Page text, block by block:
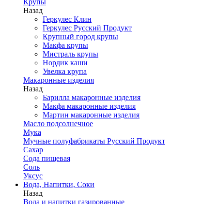
Крупы
Назад
Геркулес Клин
Геркулес Русский Продукт
Крупный город крупы
Макфа крупы
Мистраль крупы
Нордик каши
Увелка крупа
Макаронные изделия
Назад
Барилла макаронные изделия
Макфа макаронные изделия
Мартин макаронные изделия
Масло подсолнечное
Мука
Мучные полуфабрикаты Русский Продукт
Сахар
Сода пищевая
Соль
Уксус
Вода, Напитки, Соки
Назад
Вода и напитки газированные